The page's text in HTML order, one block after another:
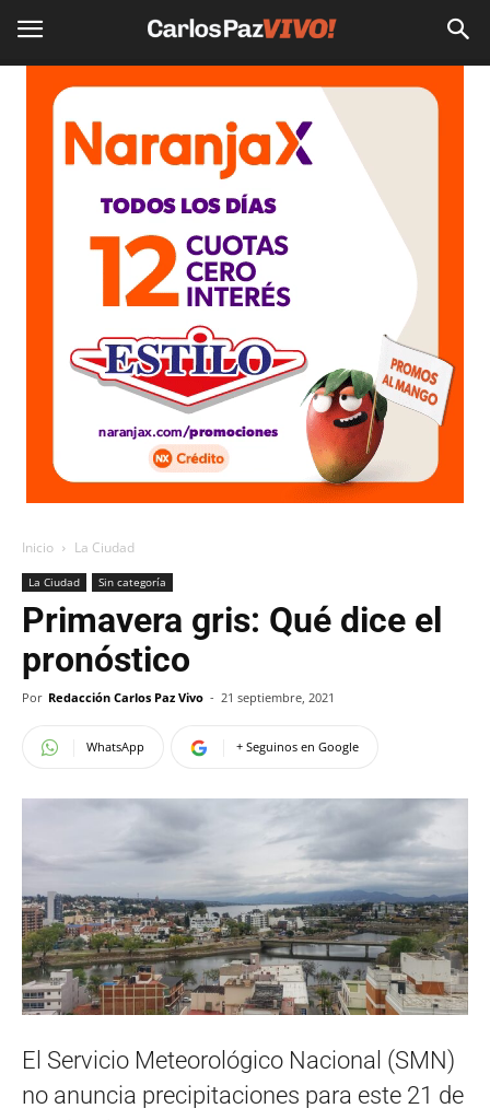
Inicio La Ciudad
La Ciudad Sin categoría
Primavera gris: Qué dice el
pronóstico
Por Redacción Carlos Paz Vivo - 21 septiembre, 2021
WhatsApp + Seguinos en Google
El Servicio Meteorológico Nacional (SMN)
no anuncia precipitaciones para este 21 de